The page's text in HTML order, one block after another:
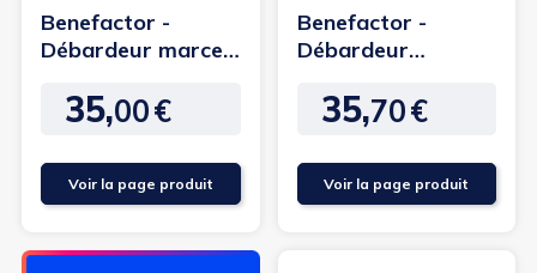
Benefactor -
Débardeur marcel
couture
Prix
35,00€
Voir la page produit
Benefactor -
Débardeur
sans couture
Prix
35,70€
Voir la page produit